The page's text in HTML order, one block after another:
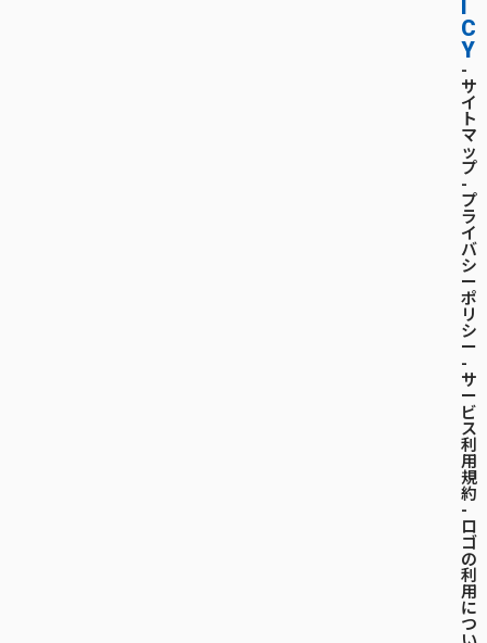
I
C
Y
-
サ
イ
ト
マ
ッ
プ
-
プ
ラ
イ
バ
シ
ー
ポ
リ
シ
ー
-
サ
ー
ビ
ス
利
用
規
約
-
ロ
ゴ
の
利
用
に
つ